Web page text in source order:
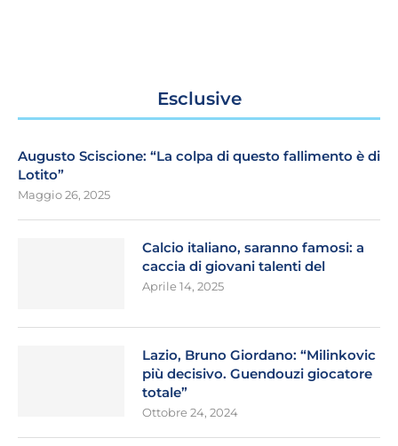
Esclusive
Augusto Sciscione: “La colpa di questo fallimento è di
Lotito”
Maggio 26, 2025
Calcio italiano, saranno famosi: a
caccia di giovani talenti del
Aprile 14, 2025
Lazio, Bruno Giordano: “Milinkovic
più decisivo. Guendouzi giocatore
totale”
Ottobre 24, 2024